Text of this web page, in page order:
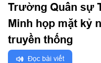
Trường Quân sự
Minh họp mặt kỷ
truyền thống
Đọc bài viết